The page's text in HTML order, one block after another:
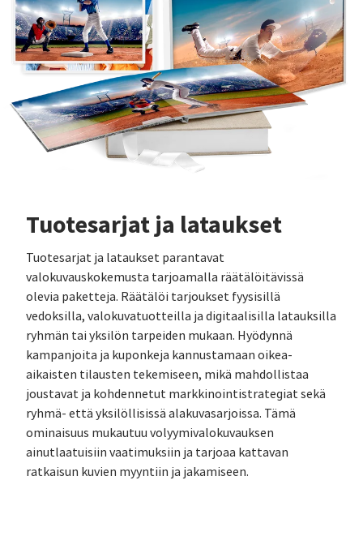
Tuotesarjat ja lataukset
Tuotesarjat ja lataukset parantavat
valokuvauskokemusta tarjoamalla räätälöitävissä
olevia paketteja. Räätälöi tarjoukset fyysisillä
vedoksilla, valokuvatuotteilla ja digitaalisilla latauksilla
ryhmän tai yksilön tarpeiden mukaan. Hyödynnä
kampanjoita ja kuponkeja kannustamaan oikea-
aikaisten tilausten tekemiseen, mikä mahdollistaa
joustavat ja kohdennetut markkinointistrategiat sekä
ryhmä- että yksilöllisissä alakuvasarjoissa. Tämä
ominaisuus mukautuu volyymivalokuvauksen
ainutlaatuisiin vaatimuksiin ja tarjoaa kattavan
ratkaisun kuvien myyntiin ja jakamiseen.